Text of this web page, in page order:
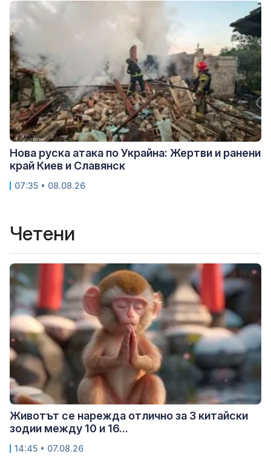
Нова руска атака по Украйна: Жертви и ранени
край Киев и Славянск
07:35 • 08.08.26
Четени
Животът се нарежда отлично за 3 китайски
зодии между 10 и 16...
14:45 • 07.08.26